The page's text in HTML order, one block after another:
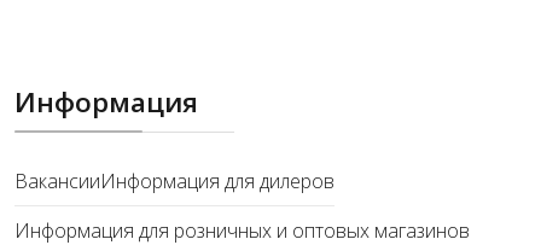
Информация
ВакансииИнформация для дилеров
Информация для розничных и оптовых магазинов